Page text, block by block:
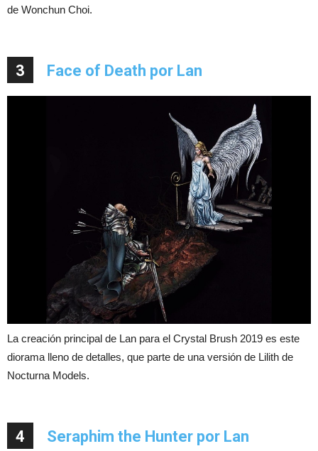
de Wonchun Choi.
3 Face of Death por Lan
La creación principal de Lan para el Crystal Brush 2019 es este
diorama lleno de detalles, que parte de una versión de Lilith de
Nocturna Models.
4 Seraphim the Hunter por Lan